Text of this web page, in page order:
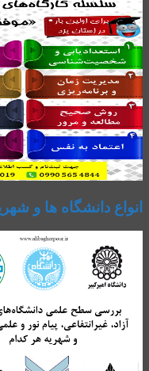
انواع دانشگاه ها و